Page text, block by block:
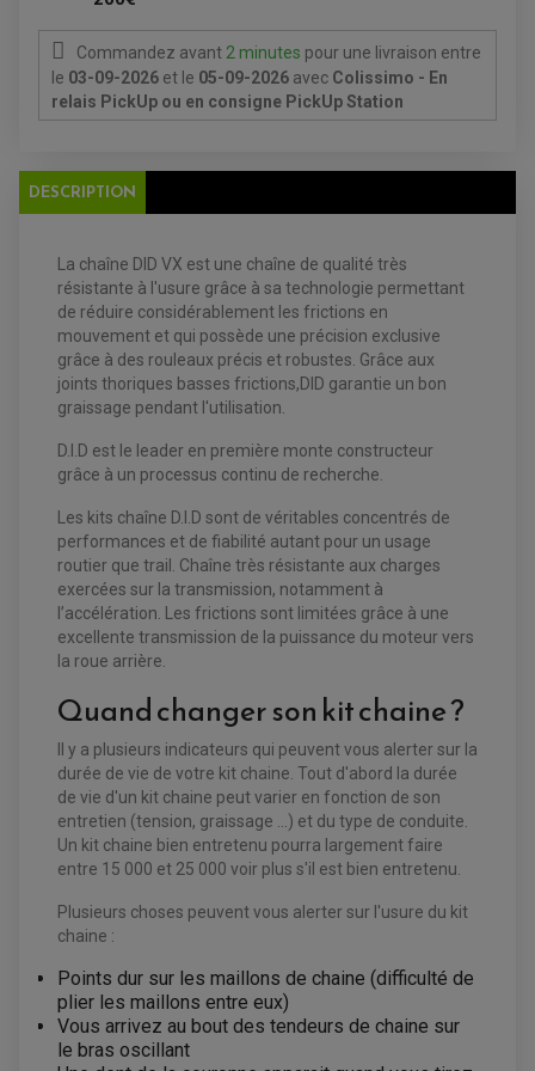
FEUX ADDITIONNELS
REDRESSEUR / REGULATEUR
STATOR
ANTIPARASITE NGK
BOUGIE NGK
OUTILLAGE
PRODUIT D'ENTRETIEN
FREINAGE
ACCESSOIRE + VISSERIE FREINAGE
DISQUE DE FREIN
KIT DURITE DE FREIN
DISQUE DE FREIN AVANT
ACCESSOIRE + VISSERIE FREINAGE
DISQUE DE FREIN ARRIERE
PLAQUETTE DE FREIN AVANT
PLAQUETTE DE FREIN ARRIERE
MAÎTRE CYLINDRE
EQUIPEMENT ELECTRIQUE QUAD / SSV
ACCESSOIRES ELECTRIQUE QUAD / SSV
BOITIER CDI QUAD ET SSV
COMPTEUR QUAD / SSV
CONTACTEUR A CLÉ QUAD
ECLAIRAGE LED / HALOGÈNE
STATOR ET REDRESSEUR / REGULATEUR
VENTILATEUR DE RADIATEUR
EQUIPEMENT FREINAGE QUAD / SSV
DISQUE DE FREIN QUAD / SSV
KIT DURITE DE FREIN QUAD
PLAQUETTES DE FREIN QUAD / SSV
HUILE ET PRODUIT D'ENTRETIEN QUAD
HUILE POUR QUAD
PRODUIT D'ENTRETIEN QUAD
PNEUMATIQUE
ENDURO
ACCESSOIRES FREINAGE
DISQUE DE FREIN AVANT
DISQUE DE FREIN ARRIÈRE
PLAQUETTE DE FREIN
Commandez avant 2 minutes pour une livraison entre
le 03-09-2026 et le 05-09-2026 avec Colissimo - En
relais PickUp ou en consigne PickUp Station
DESCRIPTION
La chaîne DID VX est une chaîne de qualité très
résistante à l'usure grâce à sa technologie permettant
de réduire considérablement les frictions en
mouvement et qui possède une précision exclusive
grâce à des rouleaux précis et robustes. Grâce aux
joints thoriques basses frictions,DID garantie un bon
graissage pendant l'utilisation.
D.I.D est le leader en première monte constructeur
grâce à un processus continu de recherche.
Les kits chaîne D.I.D sont de véritables concentrés de
performances et de fiabilité autant pour un usage
routier que trail. Chaîne très résistante aux charges
exercées sur la transmission, notamment à
l’accélération. Les frictions sont limitées grâce à une
excellente transmission de la puissance du moteur vers
la roue arrière.
Quand changer son kit chaine ?
Il y a plusieurs indicateurs qui peuvent vous alerter sur la
durée de vie de votre kit chaine. Tout d'abord la durée
de vie d'un kit chaine peut varier en fonction de son
entretien (tension, graissage ...) et du type de conduite.
Un kit chaine bien entretenu pourra largement faire
entre 15 000 et 25 000 voir plus s'il est bien entretenu.
Plusieurs choses peuvent vous alerter sur l'usure du kit
chaine :
Points dur sur les maillons de chaine (difficulté de
plier les maillons entre eux)
Vous arrivez au bout des tendeurs de chaine sur
le bras oscillant